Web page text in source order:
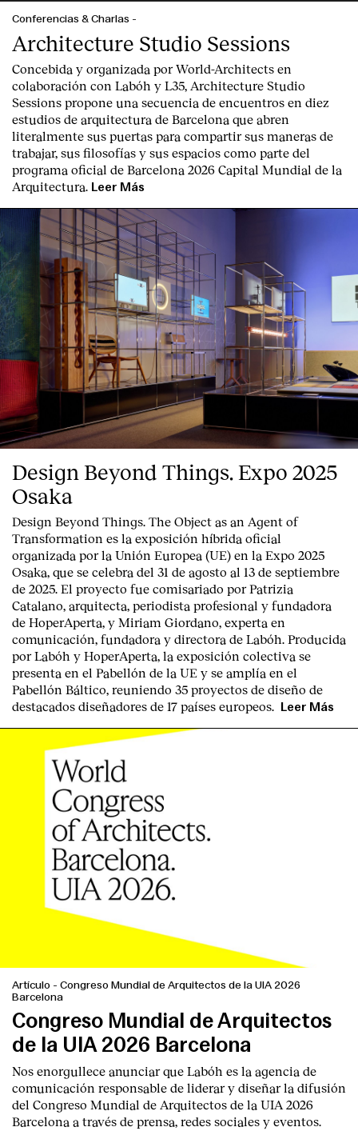
Conferencias & Charlas -
Architecture Studio Sessions
Concebida y organizada por World-Architects en
colaboración con Labóh y L35, Architecture Studio
Sessions propone una secuencia de encuentros en diez
estudios de arquitectura de Barcelona que abren
literalmente sus puertas para compartir sus maneras de
trabajar, sus filosofías y sus espacios como parte del
programa oficial de Barcelona 2026 Capital Mundial de la
Arquitectura. Leer Más
Design Beyond Things. Expo 2025
Osaka
Design Beyond Things. The Object as an Agent of
Transformation es la exposición híbrida oficial
organizada por la Unión Europea (UE) en la Expo 2025
Osaka , que se celebra del 31 de agosto al 13 de septiembre
de 2025 . El proyecto fue comisariado porPatrizia
Catalano , arquitecta, periodista profesional y fundadora
de HoperAperta, y Miriam Giordano , experta en
comunicación, fundadora y directora de Labóh. Producida
porLabóh y HoperAperta, la exposición colectiva se
presenta en el Pabellón de la UE y se amplía en el
Pabellón Báltico , reuniendo 35 proyectos de diseño de
destacados diseñadores de 17 países europeos Leer Más
Artículo - Congreso Mundial de Arquitectos de la UIA 2026
Barcelona
Congreso Mundial de Arquitectos
de la UIA 2026 Barcelona
Nos enorgullece anunciar que Labóh es la agencia de
comunicación responsable de liderar y diseñar la difusión
del Congreso Mundial de Arquitectos de la UIA 2026
Barcelona a través de prensa, redes sociales y eventos.